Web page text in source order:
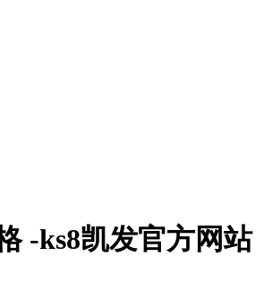
-ks8凯发官方网站